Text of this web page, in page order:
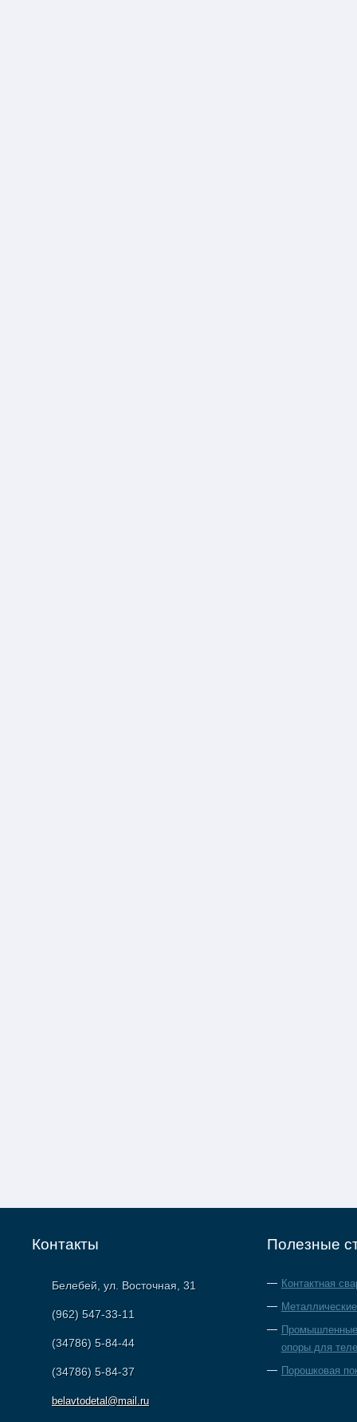
Контакты
Белебей, ул. Восточная, 31
(962) 547-33-11
(34786) 5-84-44
(34786) 5-84-37
belavtodetal@mail.ru
Полезные
Контактная
опоры для
Порошковая